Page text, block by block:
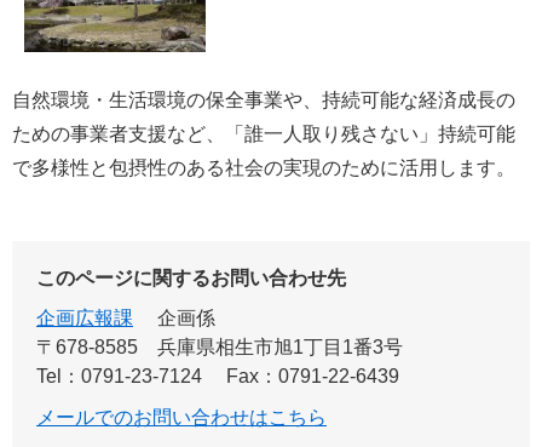
自然環境・生活環境の保全事業や、持続可能な経済成長の
ための事業者支援など、「誰一人取り残さない」持続可能
で多様性と包摂性のある社会の実現のために活用します。
このページに関するお問い合わせ先
企画広報課
企画係
〒678-8585
兵庫県相生市旭1丁目1番3号
Tel：0791-23-7124
Fax：0791-22-6439
メールでのお問い合わせはこちら